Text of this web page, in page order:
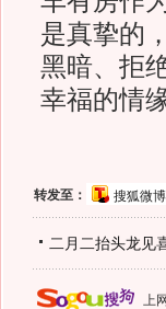
是真挚的
黑暗、拒
幸福的情
转发至： 搜狐微博
二月二抬头龙见
上